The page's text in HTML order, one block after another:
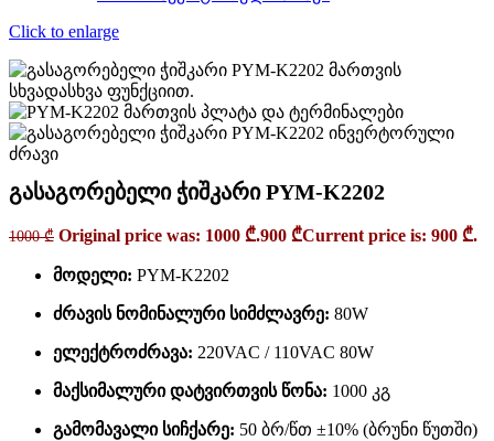
Click to enlarge
გასაგორებელი ჭიშკარი PYM-K2202
1000₾ Original price was: 1000 ₾.900 ₾Current price is: 900 ₾.
მოდელი: PYM-K2202
ძრავის ნომინალური სიმძლავრე: 80W
ელექტროძრავა: 220VAC / 110VAC 80W
მაქსიმალური დატვირთვის წონა: 1000 კგ
გამომავალი სიჩქარე: 50 ბრ/წთ ±10% (ბრუნი წუთში)